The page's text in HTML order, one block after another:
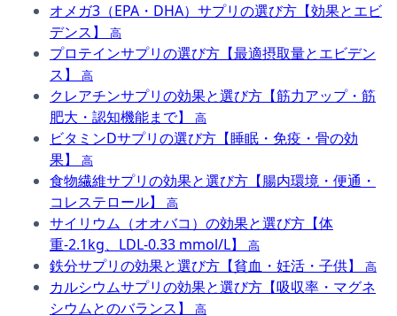
オメガ3（EPA・DHA）サプリの選び方【効果とエビ
デンス】
高
プロテインサプリの選び方【最適摂取量とエビデン
ス】
高
クレアチンサプリの効果と選び方【筋力アップ・筋
肥大・認知機能まで】
高
ビタミンDサプリの選び方【睡眠・免疫・骨の効
果】
高
食物繊維サプリの効果と選び方【腸内環境・便通・
コレステロール】
高
サイリウム（オオバコ）の効果と選び方【体
重-2.1kg、LDL-0.33 mmol/L】
高
鉄分サプリの効果と選び方【貧血・妊活・子供】 高
カルシウムサプリの効果と選び方【吸収率・マグネ
シウムとのバランス】
高